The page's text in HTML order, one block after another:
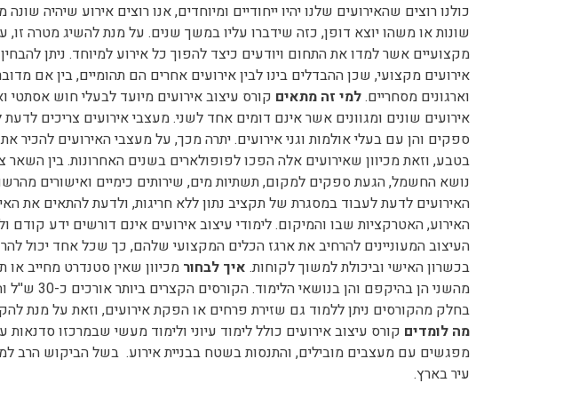
כולנו רוצים שהאירועים שלנו יהיו ייחודיים ומיוחדים, אנו רוצים אירוע שיהיה
שונות או משהו יוצא דופן, כזה שידברו עליו במשך שנים. על מנת להשיג מטרה
מקצועיים אשר למדו את התחום ויודעים כיצד להפוך כל אירוע למיוחד. ניתן
אירועים מקצועי, שכן ההבדלים בינו לבין אירועים אחרים הם תהומיים, בין אם
וארגונים מסחריים.למי זה מתאים קורס עיצוב אירועים מיועד לבעלי חוש אסתטי
אירועים שונים ומגוונים אשר אינם דומים אחד לשני. מעצבי אירועים צריכים
ספקים והן עם בעלי אולמות וגני אירועים. יתרה מכך, על מעצבי האירועים להכיר
בטבע, וזאת מכיוון שאירועים אלה הפכו לפופולארים בשנים האחרונות. בין
נושא החשמל, הגעת ספקים למקום, תשתיות מים, שירותים כימיים ואישורים
האירועים לדעת לעבוד במסגרת של תקציב נתון ללא חריגות, ולדעת להתאים את
האירוע, האטרקציות שבו והמיקום. לימודי עיצוב אירועים אינם דורשים ידע
העיצוב המעוניינים להרחיב את ארגז הכלים המקצועי שלהם, כך שכל אחד יכול
בכשרון האישי וביכולת למשוך לקוחות. איך לבחור מכיוון שאין סטנדרט מחייב
בחלק מהקורסים ניתן ללמוד גם שזירת פרחים או הפקת אירועים, וזאת על מנת
מה לומדים קורס עיצוב אירועים כולל לימוד עיוני ולימוד מעשי שבמרכזו
מפגשים עם מעצבים מובילים, והתנסות בשטח בבניית אירוע. בשל הביקוש הרב
עיר בארץ.